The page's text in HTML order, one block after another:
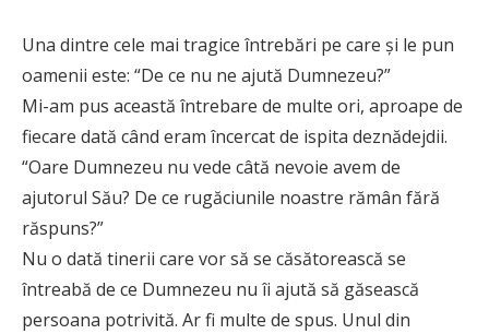
Una dintre cele mai tragice întrebări pe care și le pun
oamenii este: “De ce nu ne ajută Dumnezeu?”
Mi-am pus această întrebare de multe ori, aproape de
fiecare dată când eram încercat de ispita deznădejdii.
“Oare Dumnezeu nu vede câtă nevoie avem de
ajutorul Său? De ce rugăciunile noastre rămân fără
răspuns?”
Nu o dată tinerii care vor să se căsătorească se
întreabă de ce Dumnezeu nu îi ajută să găsească
persoana potrivită. Ar fi multe de spus. Unul din